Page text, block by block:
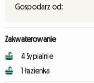
Gospodarz od:
Zakwaterowanie
4 Sypialnie
1 łazienka